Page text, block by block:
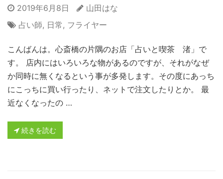
2019年6月8日
山田はな
占い師, 日常, フライヤー
こんばんは。心斎橋の片隅のお店「占いと喫茶 渚」で
す。 店内にはいろいろな物があるのですが、それがなぜ
か同時に無くなるという事が多発します。その度にあっち
にこっちに買い行ったり、ネットで注文したりとか。 最
近なくなったの …
続きを読む